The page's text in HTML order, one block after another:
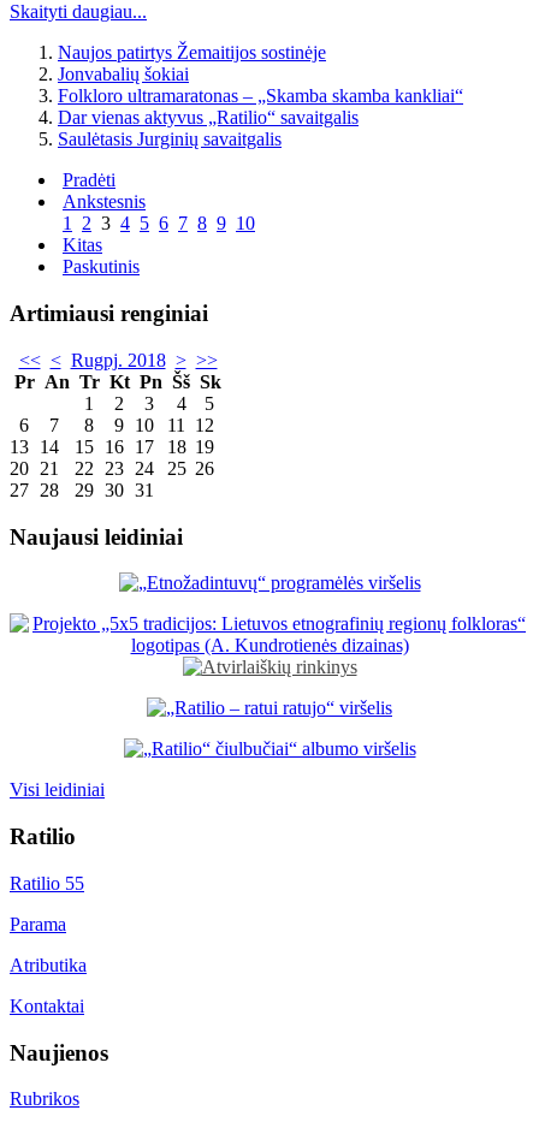
Skaityti daugiau...
Naujos patirtys Žemaitijos sostinėje
Jonvabalių šokiai
Folkloro ultramaratonas – „Skamba skamba kankliai“
Dar vienas aktyvus „Ratilio“ savaitgalis
Saulėtasis Jurginių savaitgalis
Pradėti
Ankstesnis
1 2 3 4 5 6 7 8 9 10
Kitas
Paskutinis
Artimiausi renginiai
<< < Rugpj. 2018 > >>
Pr An Tr Kt Pn Šš Sk
1
2 3 4
5
6
7 8 9 10 11
12
13 14 15 16 17 18 19
20 21 22 23 24 25 26
27 28 29 30 31
Naujausi leidiniai
Visi leidiniai
Ratilio
Ratilio 55
Parama
Atributika
Kontaktai
Naujienos
Rubrikos